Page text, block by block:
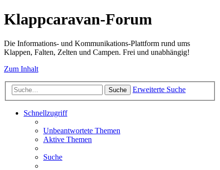
Klappcaravan-Forum
Die Informations- und Kommunikations-Plattform rund ums
Klappen, Falten, Zelten und Campen. Frei und unabhängig!
Zum Inhalt
Suche Erweiterte Suche
Schnellzugriff
Unbeantwortete Themen
Aktive Themen
Suche